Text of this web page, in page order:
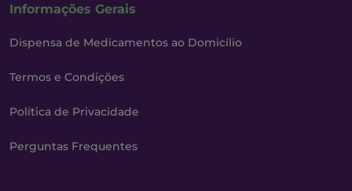
Informações Gerais
Dispensa de Medicamentos ao Domicílio
Termos e Condições
Política de Privacidade
Perguntas Frequentes